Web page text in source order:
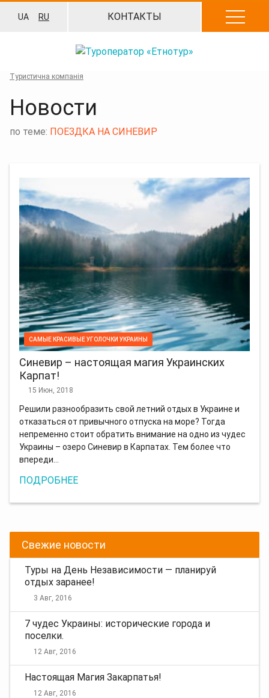
UA RU КОНТАКТЫ
Туристична компанія
Новости
по теме: ПОЕЗДКА НА СИНЕВИР
САМЫЕ КРАСИВЫЕ УГОЛОЧКИ УКРАИНЫ
Синевир – настоящая магия Украинских
Карпат!
15 Июн, 2018
Решили разнообразить свой летний отдых в Украине и
отказаться от привычного отпуска на море? Тогда
непременно стоит обратить внимание на одно из чудес
Украины – озеро Синевир в Карпатах. Тем более что
впереди…
ПОДРОБНЕЕ
Свежие новости
Туры на День Независимости — планируй
отдых заранее!
3 Авг, 2016
7 чудес Украины: исторические города и
поселки.
12 Авг, 2016
Настоящая Магия Закарпатья!
12 Авг, 2016